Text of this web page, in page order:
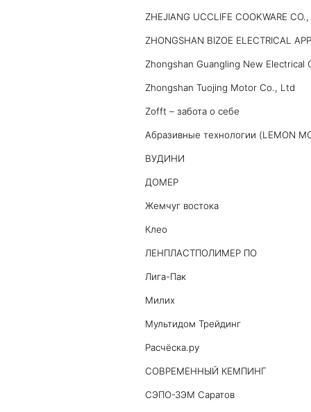
ZHEJIANG UCCLIFE COOKWARE
ZHONGSHAN BIZOE ELECTRICAL
Zhongshan Guangling New Electrical
Zhongshan Tuojing Motor Co., Ltd
Zofft – забота о себе
Абразивные технологии (LEMON
ВУДИНИ
ДОМЕР
Жемчуг востока
Клео
ЛЕНПЛАСТПОЛИМЕР ПО
Лига-Пак
Милих
Мультидом Трейдинг
Расчёска.ру
СОВРЕМЕННЫЙ КЕМПИНГ
СЭПО-ЗЭМ Саратов